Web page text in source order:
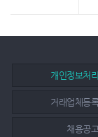
개인정보처
거래업체등
채용공